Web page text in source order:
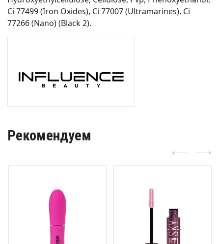
Ci 77499 (Iron Oxides), Ci 77007 (Ultramarines), Ci
77266 (Nano) (Black 2).
Рекомендуем